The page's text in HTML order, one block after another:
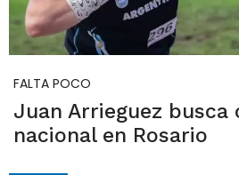
FALTA POCO
Juan Arrieguez
nacional en Rosario